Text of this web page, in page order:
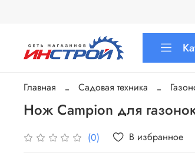
Главная Садовая техника
Нож Campion для
(0) В избранное